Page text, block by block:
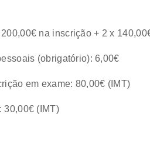
na inscrição + 2 x
(obrigatório): 6,00€
em exame: 80,00€ (IMT)
30,00€ (IMT)